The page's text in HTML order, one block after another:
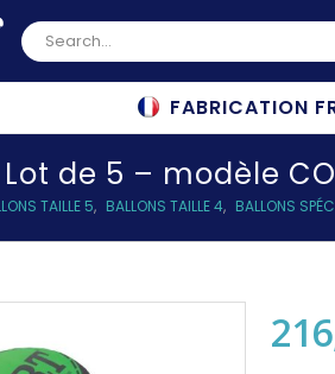
FABRICATION
de 5 – modèle
TAILLE 5, BALLONS TAILLE 4, BALLONS